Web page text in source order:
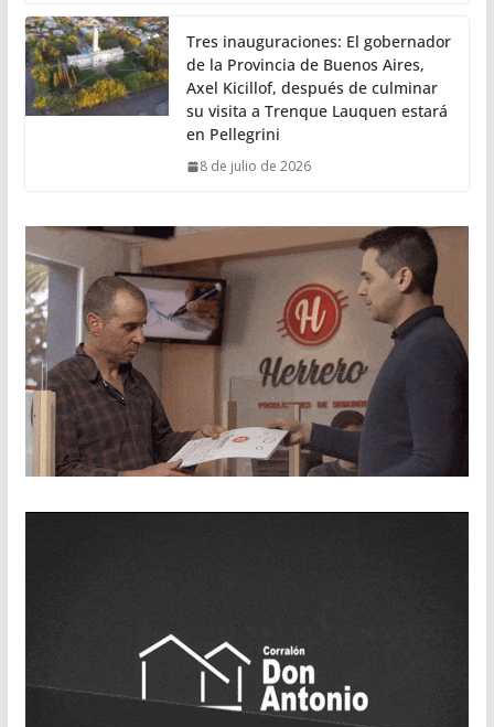
Tres inauguraciones: El gobernador
de la Provincia de Buenos Aires,
Axel Kicillof, después de culminar
su visita a Trenque Lauquen estará
en Pellegrini
8 de julio de 2026